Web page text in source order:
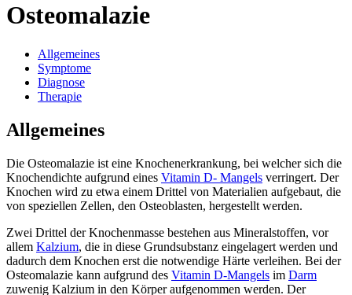
Osteomalazie
Allgemeines
Symptome
Diagnose
Therapie
Allgemeines
Die Osteomalazie ist eine Knochenerkrankung, bei welcher sich die
Knochendichte aufgrund eines Vitamin D- Mangels verringert. Der
Knochen wird zu etwa einem Drittel von Materialien aufgebaut, die
von speziellen Zellen, den Osteoblasten, hergestellt werden.
Zwei Drittel der Knochenmasse bestehen aus Mineralstoffen, vor
allem Kalzium, die in diese Grundsubstanz eingelagert werden und
dadurch dem Knochen erst die notwendige Härte verleihen. Bei der
Osteomalazie kann aufgrund des Vitamin D-Mangels im Darm
zuwenig Kalzium in den Körper aufgenommen werden. Der